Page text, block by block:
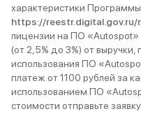
характеристики
https://
лицензии на ПО «Autospot»
(от 2,5% до 3%) от
использования ПО
платеж от 1100 рублей за
использованием ПО
стоимости отправьте